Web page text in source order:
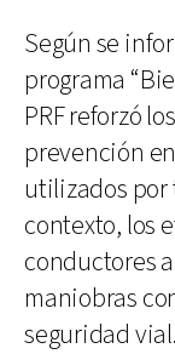
Según se
programa
PRF reforzó
prevención
utilizados por
contexto, los
conductores
maniobras
seguridad vial.